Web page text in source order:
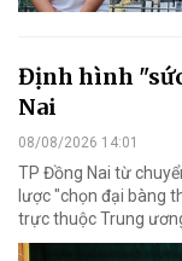
Định hình
Nai
08/08/2026 14:01
TP Đồng Nai từ
lược "chọn đại bàng
trực thuộc Trung